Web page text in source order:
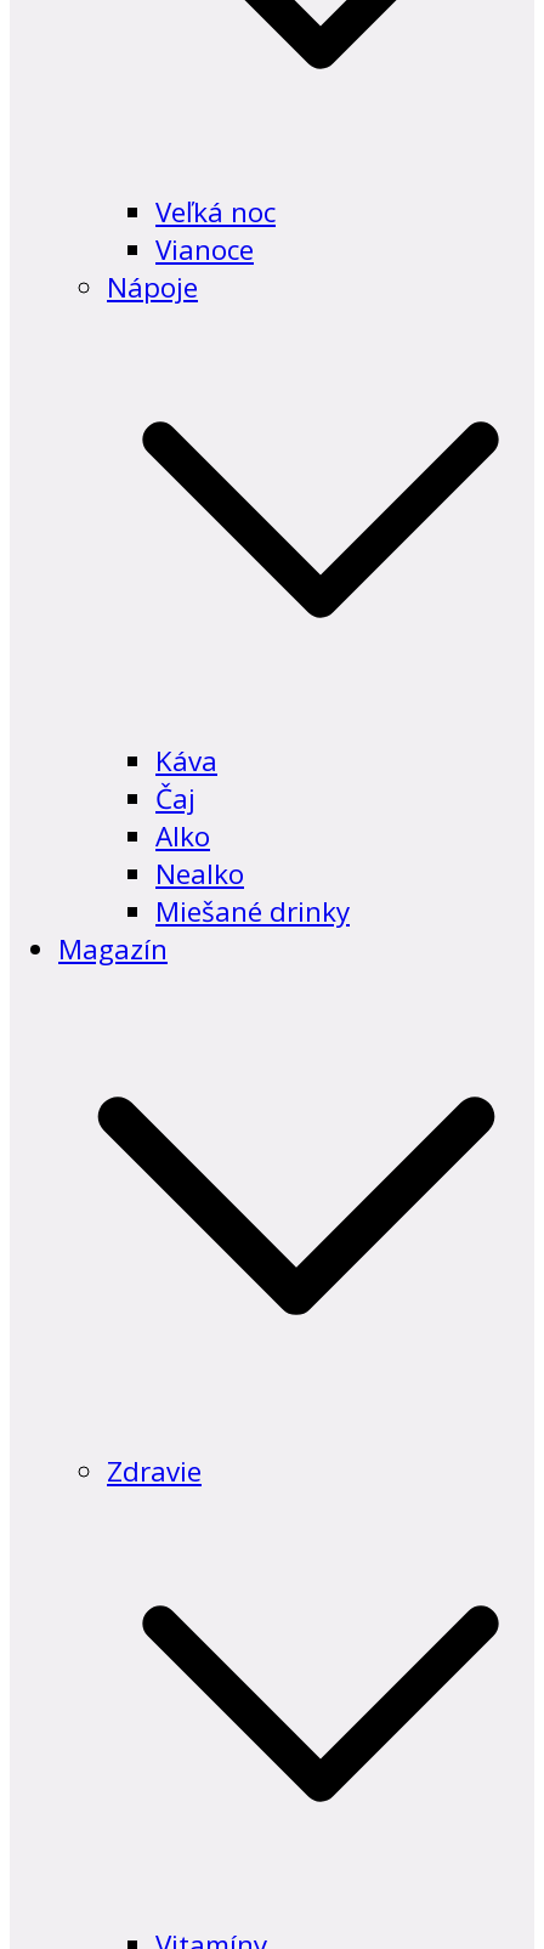
Veľká noc
Vianoce
Nápoje
Káva
Čaj
Alko
Nealko
Miešané drinky
Magazín
Zdravie